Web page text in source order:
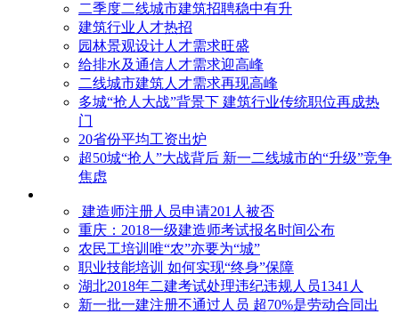
二季度二线城市建筑招聘稳中有升
建筑行业人才热招
园林景观设计人才需求旺盛
给排水及通信人才需求迎高峰
二线城市建筑人才需求再现高峰
多城“抢人大战”背景下 建筑行业传统职位再成热
门
20省份平均工资出炉
超50城“抢人”大战背后 新一二线城市的“升级”竞争
焦虑
建造师注册人员申请201人被否
​重庆：2018一级建造师考试报名时间公布
农民工培训唯“农”亦要为“城”
职业技能培训 如何实现“终身”保障
湖北2018年二建考试处理违纪违规人员1341人
新一批一建注册不通过人员 超70%是劳动合同出